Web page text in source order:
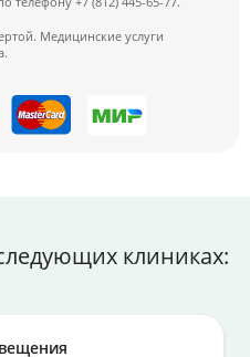
Медицинские услуги
клиниках: